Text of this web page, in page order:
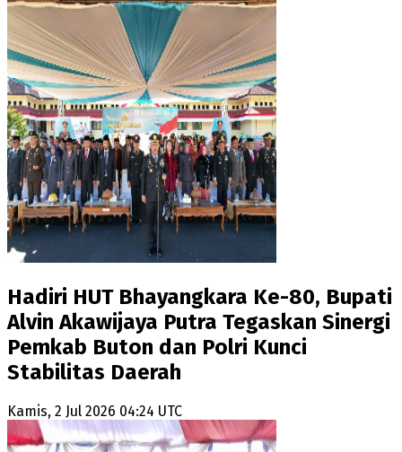
Hadiri HUT Bhayangkara Ke-80, Bupati
Alvin Akawijaya Putra Tegaskan Sinergi
Pemkab Buton dan Polri Kunci
Stabilitas Daerah
Kamis, 2 Jul 2026 04:24 UTC